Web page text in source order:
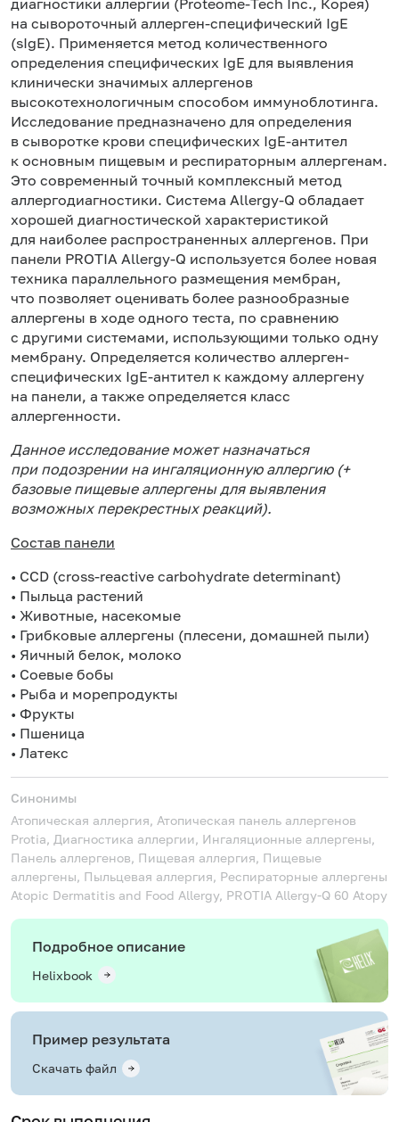
на сывороточный аллерген-специфический IgE
(sIgE). Применяется метод количественного
определения специфических IgE для выявления
клинически значимых аллергенов
высокотехнологичным способом иммуноблотинга.
Исследование предназначено для определения
в сыворотке крови специфических IgE-антител
к основным пищевым и респираторным аллергенам.
Это современный точный комплексный метод
аллергодиагностики. Система Allergy-Q обладает
хорошей диагностической характеристикой
для наиболее распространенных аллергенов. При
панели PROTIA Allergy-Q используется более новая
техника параллельного размещения мембран,
что позволяет оценивать более разнообразные
аллергены в ходе одного теста, по сравнению
с другими системами, использующими только одну
мембрану. Определяется количество аллерген-
специфических IgE-антител к каждому аллергену
на панели, а также определяется класс
аллергенности.
Данное исследование может назначаться
при подозрении на ингаляционную аллергию (+
базовые пищевые аллергены для выявления
возможных перекрестных реакций).
Состав панели
• CCD (cross-reactive carbohydrate determinant)
• Пыльца растений
• Животные, насекомые
• Грибковые аллергены (плесени, домашней пыли)
• Яичный белок, молоко
• Соевые бобы
• Рыба и морепродукты
• Фрукты
• Пшеница
• Латекс
Синонимы
Атопическая аллергия, Атопическая панель аллергенов
Protia, Диагностика аллергии, Ингаляционные аллергены,
Панель аллергенов, Пищевая аллергия, Пищевые
аллергены, Пыльцевая аллергия, Респираторные аллергены
Atopic Dermatitis and Food Allergy, PROTIA Allergy-Q 60 Atopy
Подробное описание
Helixbook
Пример результата
Скачать файл